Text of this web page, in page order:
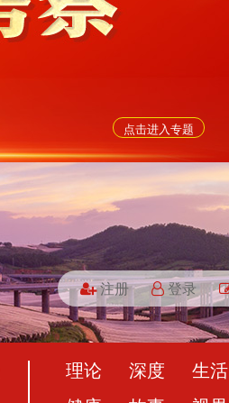
点击进入专题
注册 登录
理论 深度
生活